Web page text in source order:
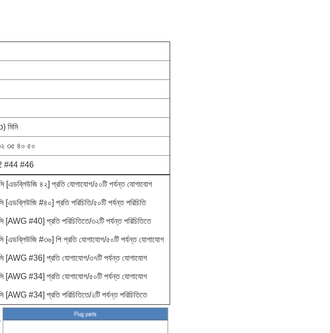
মিমি
৩৫ ৪০ ৫০
#44 #46
[এডব্লিউজি ৪২] প্রতি যোগাযোগ/৫০টি পর্যন্ত যোগাযোগ
#৪০] প্রতি পরিচিতি/৫০টি পর্যন্ত পরিচিতি
[AWG #40] প্রতি পরিচিতিতে/৩২টি পর্যন্ত পরিচিতিতে
[এডব্লিউজি #৩৬] পি প্রতি যোগাযোগ/৫০টি পর্যন্ত যোগাযোগ
[AWG #36] প্রতি যোগাযোগ/৩৭টি পর্যন্ত যোগাযোগ
[AWG #34] প্রতি যোগাযোগ/৫০টি পর্যন্ত যোগাযোগ
[AWG #34] প্রতি পরিচিতিতে/২টি পর্যন্ত পরিচিতিতে